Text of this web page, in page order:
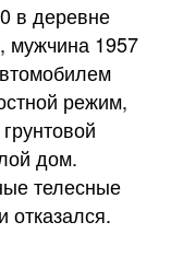
в деревне
мужчина 1957
режим,
дом.
телесные
отказался.